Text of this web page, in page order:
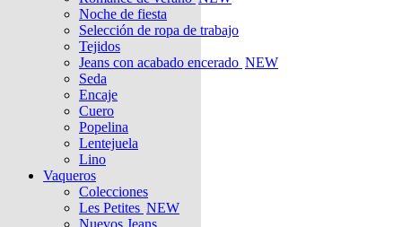
Noche de fiesta
Selección de ropa de trabajo
Tejidos
Jeans con acabado encerado NEW
Seda
Encaje
Cuero
Popelina
Lentejuela
Lino
Vaqueros
Colecciones
Les Petites NEW
Nuevos Jeans